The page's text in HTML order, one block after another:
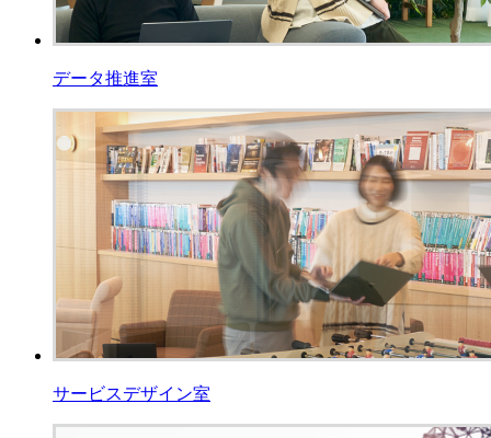
データ推進室
サービスデザイン室